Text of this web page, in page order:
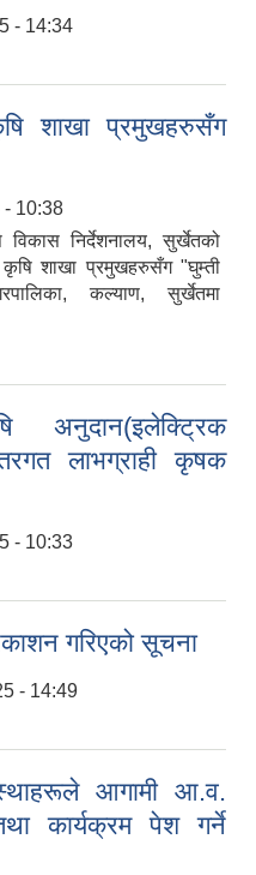
- 14:34
शाखा प्रमुखहरुसँग
- 10:38
निर्देशनालय, सुर्खेतको
कृषि शाखा प्रमुखहरुसँग "घुम्ती
कल्याण, सुर्खेतमा
अनुदान(इलेक्ट्रिक
लाभग्राही कृषक
- 10:33
गरिएको सूचना
- 14:49
आगामी आ.व.
कार्यक्रम पेश गर्ने